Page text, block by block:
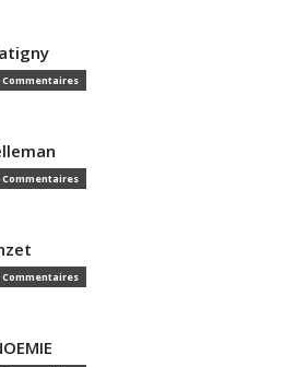
Commentaires
Commentaires
Commentaires